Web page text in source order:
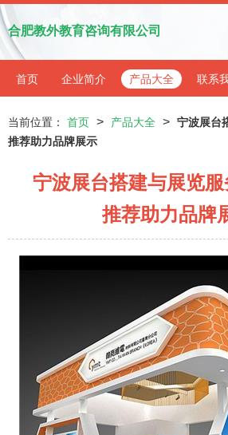
合肥教外教育咨询有限公司
首页 企业简介 产品大全 联系
当前位置： 首页 > 产品大全 > 宁波展台
推荐助力品牌展示
宁波展台搭建与展览
推荐助力品牌